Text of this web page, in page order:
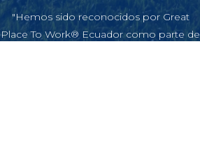
"Hemos sido reconocidos por Great
Place To Work® Ecuador como parte de